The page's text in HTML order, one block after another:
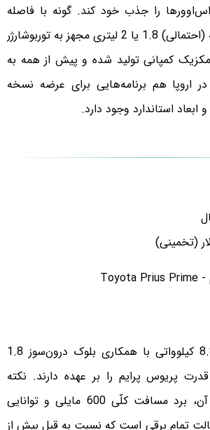
را جذب خود کند. گونه با فاصله
محوری بلند و پیشرانه (احتمالی) 1.8 یا 2 لیتری مجهز به توربوشارژر
کمپانی تولید شده و پیش از همه به
اروپا هم برنامه‌هایی برای عرضه نسخه
مجموعه باتری‌های 8.8 کیلوواتی با همکاری بلوک درون‌سوز 1.8
پریوس پرایم را بر عهده دارند. نکته
تحسین‌برانگیز درباره آن، برد مسافت کلّی 600 مایلی و توانایی
در حالت تمام برقی است که نسبت به قبل بیش از